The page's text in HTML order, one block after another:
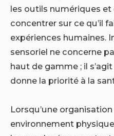
les outils numériques
concentrer sur ce qu’il
expériences humaines.
sensoriel ne concerne
haut de gamme ; il
donne la priorité à la
Lorsqu’une
environnement